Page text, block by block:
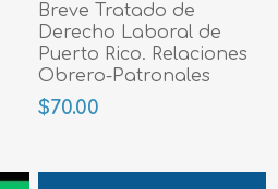
Breve Tratado de
Derecho Laboral de
Puerto Rico. Relaciones
Obrero-Patronales
$70.00